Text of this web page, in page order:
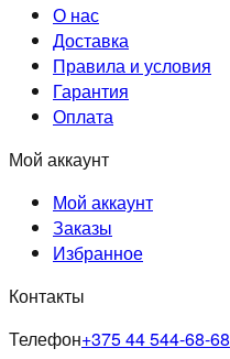
О нас
Доставка
Правила и условия
Гарантия
Оплата
Мой аккаунт
Мой аккаунт
Заказы
Избранное
Контакты
Телефон+375 44 544-68-68